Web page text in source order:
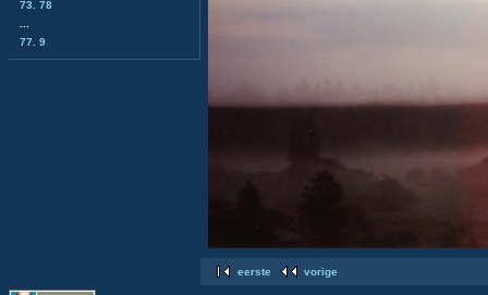
73. 78
77. 9
eerste vorige